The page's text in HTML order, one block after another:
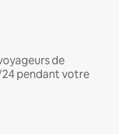
de
pendant votre